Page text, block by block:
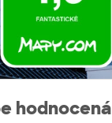
hodnocená